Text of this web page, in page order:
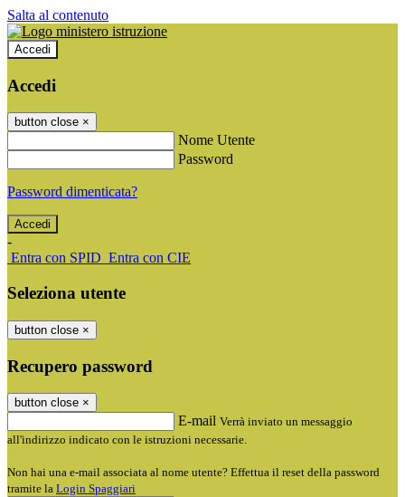
Salta al contenuto
Accedi
Accedi
button close ×
Nome Utente
Password
Password dimenticata?
-
Entra con SPID Entra con CIE
Seleziona utente
button close ×
Recupero password
button close ×
E-mail Verrà inviato un messaggio
all'indirizzo indicato con le istruzioni necessarie.
Non hai una e-mail associata al nome utente? Effettua il reset della password
tramite la Login Spaggiari